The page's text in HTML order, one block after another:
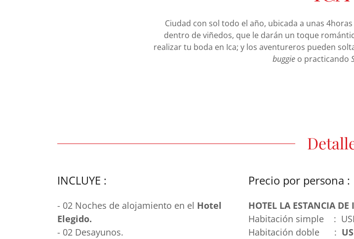
Ciudad con sol todo el año, ubicada a unas
dentro de viñedos, que le darán un toque
realizar tu boda en Ica; y los aventureros pueden
buggieo practicando
INCLUYE :
- 02 Noches de alojamiento en el Hotel
Elegido.
- 02 Desayunos.
Precio por persona :
HOTEL LA ESTANCIA DE
Habitación simple :
Habitación doble :